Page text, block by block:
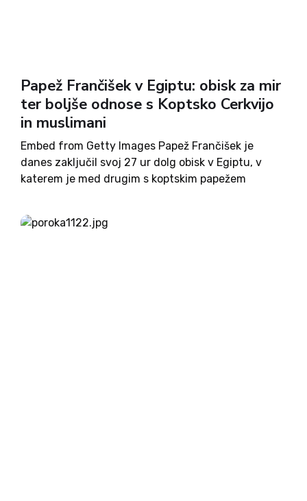
Papež Frančišek v Egiptu: obisk za mir
ter boljše odnose s Koptsko Cerkvijo
in muslimani
Embed from Getty Images Papež Frančišek je
danes zaključil svoj 27 ur dolg obisk v Egiptu, v
katerem je med drugim s koptskim papežem
Pavla v Kairu, v kateri je decembra v...